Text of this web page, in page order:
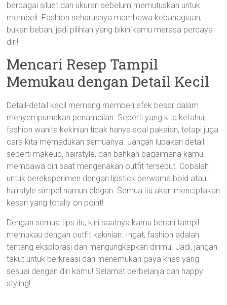
berbagai siluet dan ukuran sebelum memutuskan untuk
membeli. Fashion seharusnya membawa kebahagiaan,
bukan beban, jadi pilihlah yang bikin kamu merasa percaya
diri!
Mencari Resep Tampil
Memukau dengan Detail Kecil
Detail-detail kecil memang memberi efek besar dalam
menyempurnakan penampilan. Seperti yang kita ketahui,
fashion wanita kekinian tidak hanya soal pakaian, tetapi juga
cara kita memadukan semuanya. Jangan lupakan detail
seperti makeup, hairstyle, dan bahkan bagaimana kamu
membawa diri saat mengenakan outfit tersebut. Cobalah
untuk bereksperimen dengan lipstick berwarna bold atau
hairstyle simpel namun elegan. Semua itu akan menciptakan
kesan yang totally on point!
Dengan semua tips itu, kini saatnya kamu berani tampil
memukau dengan outfit kekinian. Ingat, fashion adalah
tentang eksplorasi dan mengungkapkan dirimu. Jadi, jangan
takut untuk berkreasi dan menemukan gaya khas yang
sesuai dengan diri kamu! Selamat berbelanja dan happy
styling!